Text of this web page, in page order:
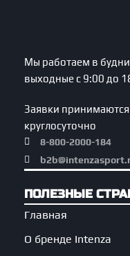
Мы работаем в
выходные с 9:00 до
Заявки
круглосуточно
8-800-2000-184
ПОЛЕЗНЫЕ
Главная
О бренде Intenza